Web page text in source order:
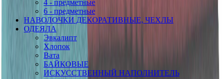
4 - предметные
6 - предметные
НАВОЛОЧКИ ДЕКОРАТИВНЫЕ, ЧЕХЛЫ
ОДЕЯЛА
Эвкалипт
Хлопок
Вата
БАЙКОВЫЕ
ИСКУССТВЕННЫЙ НАПОЛНИТЕЛЬ